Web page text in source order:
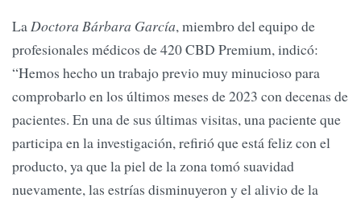
LaDoctora Bárbara García, miembro del equipo de
profesionales médicos de 420 CBD Premium, indicó:
“Hemos hecho un trabajo previo muy minucioso para
comprobarlo en los últimos meses de 2023 con decenas de
pacientes. En una de sus últimas visitas, una paciente que
participa en la investigación, refirió que está feliz con el
producto, ya que la piel de la zona tomó suavidad
nuevamente, las estrías disminuyeron y el alivio de la